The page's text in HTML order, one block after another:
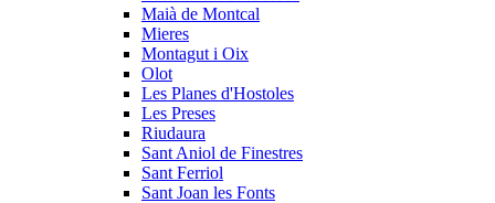
Maià de Montcal
Mieres
Montagut i Oix
Olot
Les Planes d'Hostoles
Les Preses
Riudaura
Sant Aniol de Finestres
Sant Ferriol
Sant Joan les Fonts